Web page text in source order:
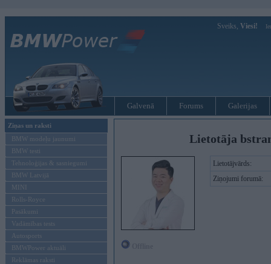
Sveiks, Viesi!
Galvenā Forums Galerijas
Ziņas un raksti
BMW modeļu jaunumi
BMW testi
Tehnoloģijas & sasniegumi
BMW Latvijā
MINI
Rolls-Royce
Pasākumi
Vadāmības tests
Autosports
BMWPower aktuāli
Reklāmas raksti
Lietotāja
Lietotājvārds:
Ziņojumi forumā: